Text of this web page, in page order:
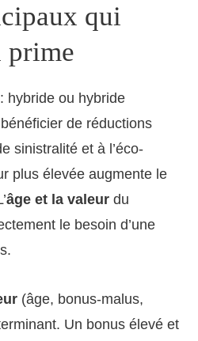
qui
prime
hybride ou hybride
de réductions
sinistralité et à l’éco-
plus élevée augmente le
âge et la valeur du
le besoin d’une
(âge, bonus-malus,
Un bonus élevé et